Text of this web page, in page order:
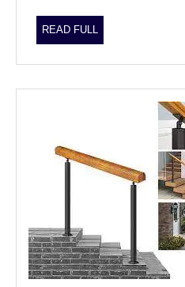
READ FULL
FULL